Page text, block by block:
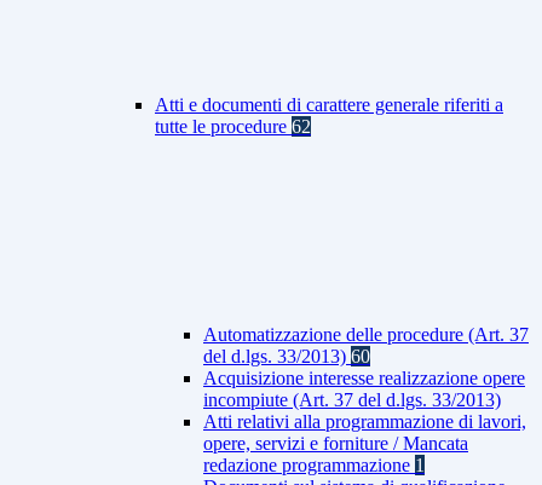
Atti e documenti di carattere generale riferiti a
tutte le procedure 62
Automatizzazione delle procedure (Art. 37
del d.lgs. 33/2013) 60
Acquisizione interesse realizzazione opere
incompiute (Art. 37 del d.lgs. 33/2013)
Atti relativi alla programmazione di lavori,
opere, servizi e forniture / Mancata
redazione programmazione 1